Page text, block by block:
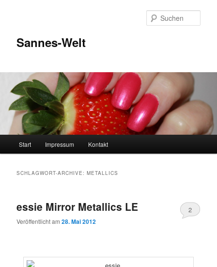
Sannes-Welt
Start Impressum Kontakt
SCHLAGWORT-ARCHIVE:METALLICS
essie Mirror Metallics LE
Veröffentlicht am28. Mai 2012
2